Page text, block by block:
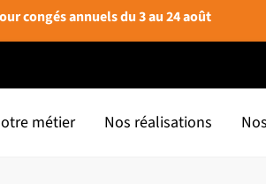
congés annuels du 3 au 24 août
métier Nos réalisations